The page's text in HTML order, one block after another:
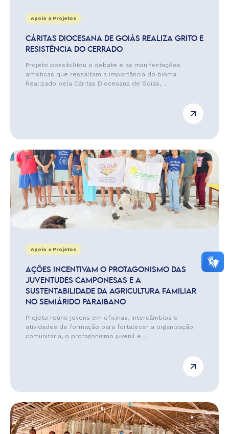
Apoio a Projetos
CÁRITAS DIOCESANA DE GOIÁS REALIZA GRITO E
RESISTÊNCIA DO CERRADO
Projeto possibilitou o debate e as manifestações
artísticas que ressaltam a importância do bioma
Realizado pela Cáritas Diocesana de Goiás, ...
Apoio a Projetos
AÇÕES INCENTIVAM O PROTAGONISMO DAS
JUVENTUDES CAMPONESAS E A
SUSTENTABILIDADE DA AGRICULTURA FAMILIAR
NO SEMIÁRIDO PARAIBANO
Projeto reúne jovens em oficinas, intercâmbios e
atividades de formação para fortalecer a organização
comunitária, o protagonismo juvenil e ...